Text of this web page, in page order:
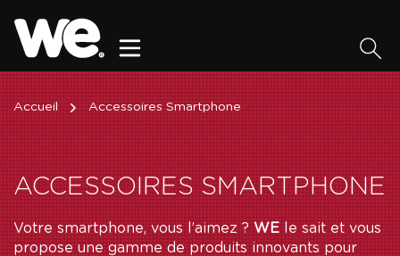
Accueil Accessoires Smartphone
ACCESSOIRES SMARTPHONE
Votre smartphone, vous l’aimez ?WEle sait et vous
propose une gamme de produits innovants pour